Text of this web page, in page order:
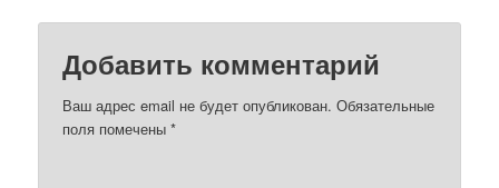
Добавить комментарий
Ваш адрес email не будет опубликован. Обязательные
поля помечены*